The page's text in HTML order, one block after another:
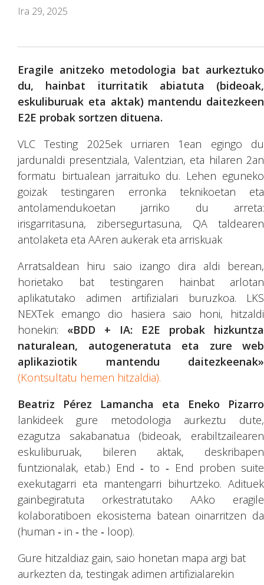
Ira 29, 2025
Eragile anitzeko metodologia bat aurkeztuko
du, hainbat iturritatik abiatuta (bideoak,
eskuliburuak eta aktak) mantendu daitezkeen
E2E probak sortzen dituena.
VLC Testing 2025ek urriaren 1ean egingo du
jardunaldi presentziala, Valentzian, eta hilaren 2an
formatu birtualean jarraituko du. Lehen eguneko
goizak testingaren erronka teknikoetan eta
antolamendukoetan jarriko du arreta:
irisgarritasuna, zibersegurtasuna, QA taldearen
antolaketa eta AAren aukerak eta arriskuak
Arratsaldean hiru saio izango dira aldi berean,
horietako bat testingaren hainbat arlotan
aplikatutako adimen artifizialari buruzkoa. LKS
NEXTek emango dio hasiera saio honi, hitzaldi
honekin: «BDD + IA: E2E probak hizkuntza
naturalean, autogeneratuta eta zure web
aplikaziotik mantendu daitezkeenak»
(Kontsultatu hemen hitzaldia).
Beatriz Pérez Lamancha eta Eneko Pizarro
lankideek gure metodologia aurkeztu dute,
ezagutza sakabanatua (bideoak, erabiltzailearen
eskuliburuak, bileren aktak, deskribapen
funtzionalak, etab.) End ‑ to ‑ End proben suite
exekutagarri eta mantengarri bihurtzeko. Adituek
gainbegiratuta orkestratutako AAko eragile
kolaboratiboen ekosistema batean oinarritzen da
(human ‑ in ‑ the ‑ loop).
Gure hitzaldiaz gain, saio honetan mapa argi bat
aurkezten da, testingak adimen artifizialarekin